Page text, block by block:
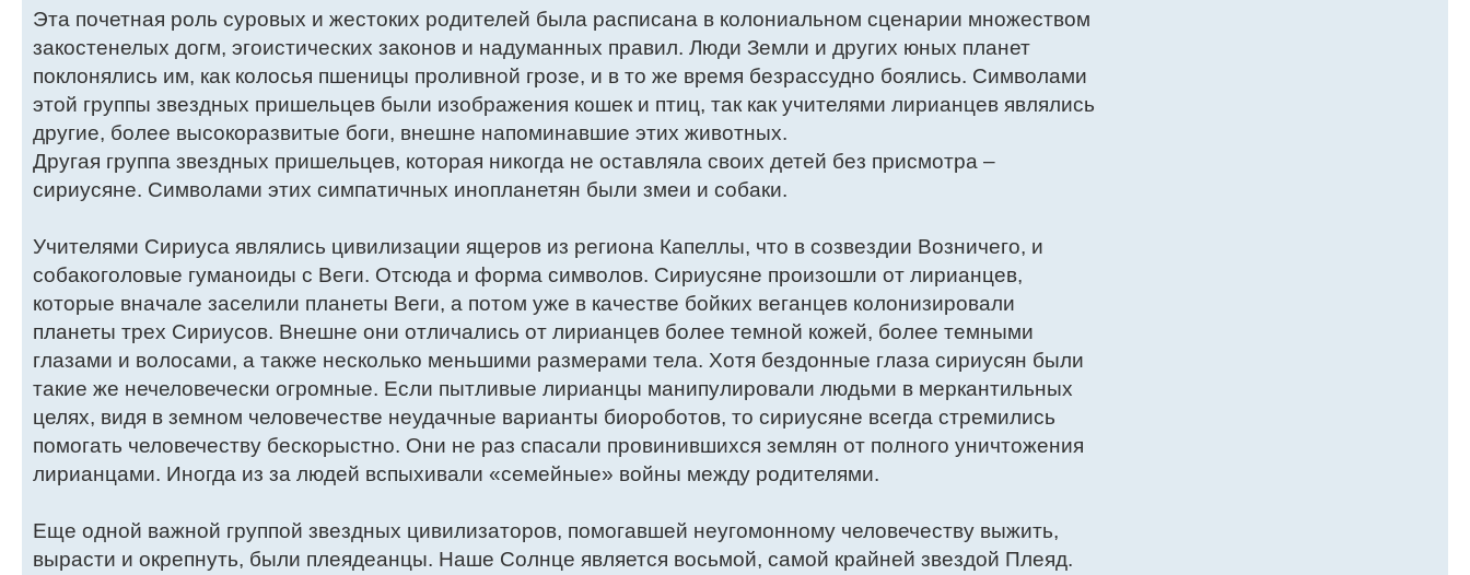
Эта почетная роль суровых и жестоких родителей была расписана в колониальном сценарии множеством
закостенелых догм, эгоистических законов и надуманных правил. Люди Земли и других юных планет
поклонялись им, как колосья пшеницы проливной грозе, и в то же время безрассудно боялись. Символами
этой группы звездных пришельцев были изображения кошек и птиц, так как учителями лирианцев являлись
другие, более высокоразвитые боги, внешне напоминавшие этих животных.
Другая группа звездных пришельцев, которая никогда не оставляла своих детей без присмотра –
сириусяне. Символами этих симпатичных инопланетян были змеи и собаки.
Учителями Сириуса являлись цивилизации ящеров из региона Капеллы, что в созвездии Возничего, и
собакоголовые гуманоиды с Веги. Отсюда и форма символов. Сириусяне произошли от лирианцев,
которые вначале заселили планеты Веги, а потом уже в качестве бойких веганцев колонизировали
планеты трех Сириусов. Внешне они отличались от лирианцев более темной кожей, более темными
глазами и волосами, а также несколько меньшими размерами тела. Хотя бездонные глаза сириусян были
такие же нечеловечески огромные. Если пытливые лирианцы манипулировали людьми в меркантильных
целях, видя в земном человечестве неудачные варианты биороботов, то сириусяне всегда стремились
помогать человечеству бескорыстно. Они не раз спасали провинившихся землян от полного уничтожения
лирианцами. Иногда из за людей вспыхивали «семейные» войны между родителями.
Еще одной важной группой звездных цивилизаторов, помогавшей неугомонному человечеству выжить,
вырасти и окрепнуть, были плеядеанцы. Наше Солнце является восьмой, самой крайней звездой Плеяд.